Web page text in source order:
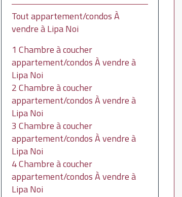
Tout appartement/condos À
vendre à Lipa Noi
1 Chambre à coucher
appartement/condos À vendre à
Lipa Noi
2 Chambre à coucher
appartement/condos À vendre à
Lipa Noi
3 Chambre à coucher
appartement/condos À vendre à
Lipa Noi
4 Chambre à coucher
appartement/condos À vendre à
Lipa Noi